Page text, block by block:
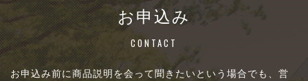
お申込み
CONTACT
お申込み前に商品説明を会って聞きたいという場合でも、営